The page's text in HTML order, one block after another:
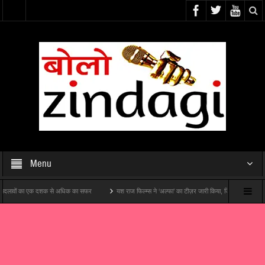
Menu
का एक दशक से अधिक का सफर यश राज फिल्म्स ने ‘अल्फा’ का टीज़र जारी किया, जिसमें आलिया भट्ट एक